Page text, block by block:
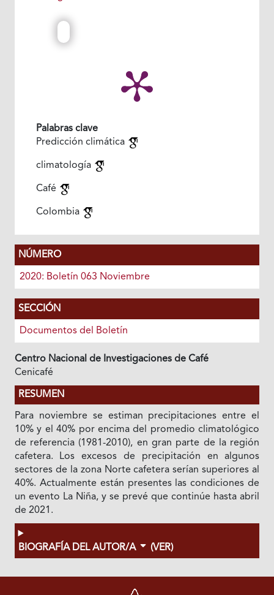
Palabras clave
Predicción climática
climatología
Café
Colombia
NÚMERO
2020: Boletín 063 Noviembre
SECCIÓN
Documentos del Boletín
Centro Nacional de Investigaciones de Café
Cenicafé
RESUMEN
Para noviembre se estiman precipitaciones entre el
10% y el 40% por encima del promedio climatológico
de referencia (1981-2010), en gran parte de la región
cafetera. Los excesos de precipitación en algunos
sectores de la zona Norte cafetera serían superiores al
40%. Actualmente están presentes las condiciones de
un evento La Niña, y se prevé que continúe hasta abril
de 2021.
BIOGRAFÍA DEL AUTOR/A (VER)